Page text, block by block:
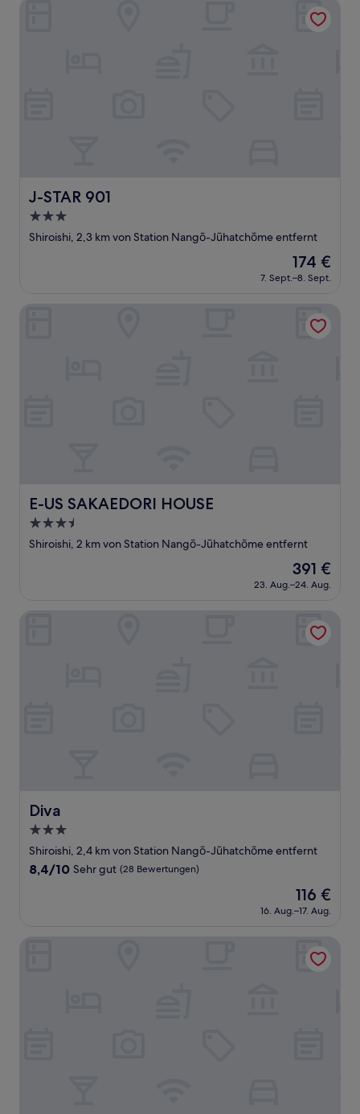
J-STAR 901
J-STAR 901
3.0-
Sterne-
Shiroishi, 2,3 km von Station Nangō-Jūhatchōme entfernt
Der
Preis
beträgt
174 €
7. Sept.–8. Sept.
E-US SAKAEDORI HOUSE
E-US SAKAEDORI HOUSE
3.5-
Sterne-
Shiroishi, 2 km von Station Nangō-Jūhatchōme entfernt
Der
Preis
beträgt
391 €
23. Aug.–24. Aug.
Diva
Diva
3.0-
Sterne-
Unterkunft
Shiroishi, 2,4 km von Station Nangō-Jūhatchōme entfernt
8.4
(28
8,4/10 Sehr gut (28 Bewertungen)
Der
Preis
beträgt
116 €
16. Aug.–17. Aug.